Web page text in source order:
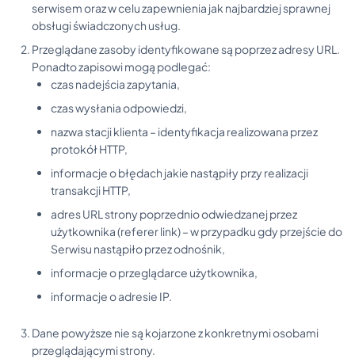
serwisem oraz w celu zapewnienia jak najbardziej sprawnej
obsługi świadczonych usług.
Przeglądane zasoby identyfikowane są poprzez adresy URL.
Ponadto zapisowi mogą podlegać:
czas nadejścia zapytania,
czas wysłania odpowiedzi,
nazwa stacji klienta – identyfikacja realizowana przez
protokół HTTP,
informacje o błędach jakie nastąpiły przy realizacji
transakcji HTTP,
adres URL strony poprzednio odwiedzanej przez
użytkownika (referer link) – w przypadku gdy przejście do
Serwisu nastąpiło przez odnośnik,
informacje o przeglądarce użytkownika,
informacje o adresie IP.
Dane powyższe nie są kojarzone z konkretnymi osobami
przeglądającymi strony.